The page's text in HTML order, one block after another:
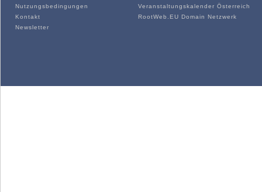
Nutzungsbedingungen
Kontakt
Newsletter
Veranstaltungskalender Österreich
RootWeb.EU Domain Netzwerk